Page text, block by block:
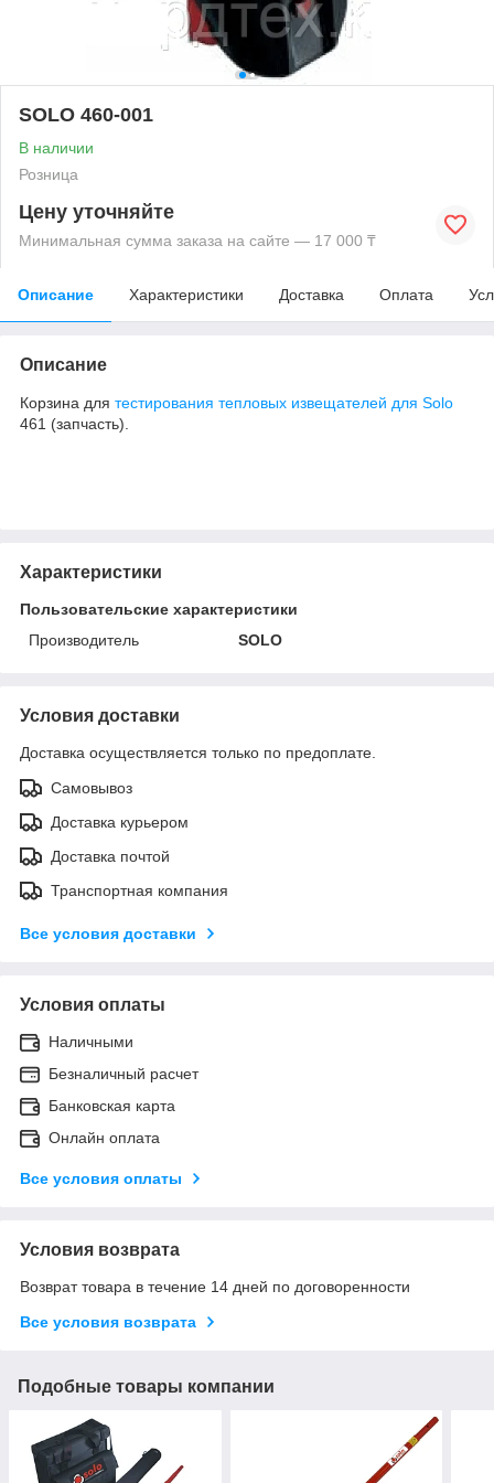
SOLO 460-001
В наличии
Розница
Цену уточняйте
Минимальная сумма заказа на сайте — 17 000 ₸
Описание Характеристики Доставка Оплата
Описание
Корзина для тестирования тепловых извещателей для Solo
461 (запчасть).
Характеристики
Пользовательские характеристики
Производитель
SOLO
Условия доставки
Доставка осуществляется только по предоплате.
Самовывоз
Доставка курьером
Доставка почтой
Транспортная компания
Все условия доставки
Условия оплаты
Наличными
Безналичный расчет
Банковская карта
Онлайн оплата
Все условия оплаты
Условия возврата
Возврат товара в течение 14 дней по договоренности
Все условия возврата
Подобные товары компании